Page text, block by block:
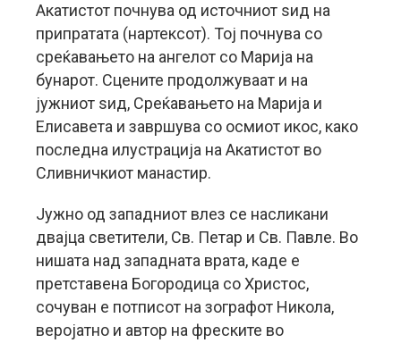
Акатистот почнува од источниот ѕид на
припратата (нартексот). Тој почнува со
среќавањето на ангелот со Марија на
бунарот. Сцените продолжуваат и на
јужниот ѕид, Среќавањето на Марија и
Елисавета и завршува со осмиот икос, како
последна илустрација на Акатистот во
Сливничкиот манастир.
Јужно од западниот влез се насликани
двајца светители, Св. Петар и Св. Павле. Во
нишата над западната врата, каде е
претставена Богородица со Христос,
сочуван е потписот на зографот Никола,
веројатно и автор на фреските во